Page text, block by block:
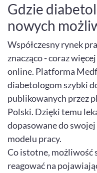
Gdzie
nowych
Współczesny rynek
znacząco - coraz
online. Platforma
diabetologom szybki
publikowanych przez
Polski. Dzięki temu
dopasowane do
modelu pracy.
Co istotne, możliwość
reagować na